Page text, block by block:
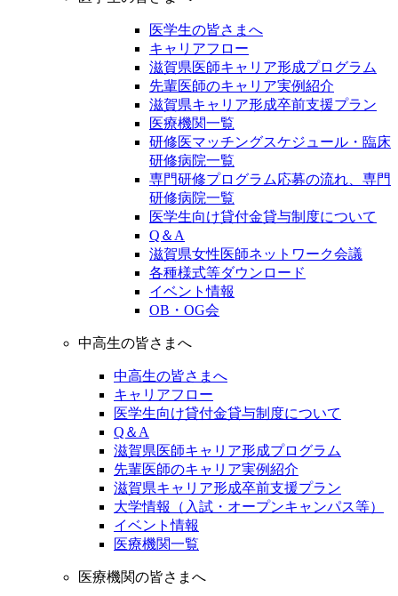
医学生の皆さまへ
キャリアフロー
滋賀県医師キャリア形成プログラム
先輩医師のキャリア実例紹介
滋賀県キャリア形成卒前支援プラン
医療機関一覧
研修医マッチングスケジュール・臨床
研修病院一覧
専門研修プログラム応募の流れ、専門
研修病院一覧
医学生向け貸付金貸与制度について
Q＆A
滋賀県女性医師ネットワーク会議
各種様式等ダウンロード
イベント情報
OB・OG会
中高生の皆さまへ
中高生の皆さまへ
キャリアフロー
医学生向け貸付金貸与制度について
Q＆A
滋賀県医師キャリア形成プログラム
先輩医師のキャリア実例紹介
滋賀県キャリア形成卒前支援プラン
大学情報（入試・オープンキャンパス等）
イベント情報
医療機関一覧
医療機関の皆さまへ